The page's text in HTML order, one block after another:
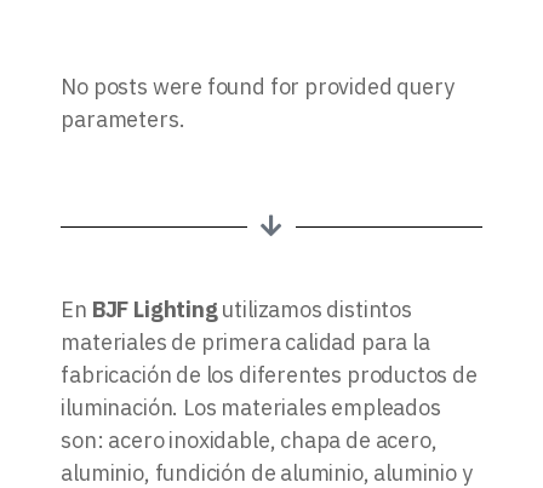
No posts were found for provided query
parameters.
En BJF Lightingutilizamos distintos
materiales de primera calidad para la
fabricación de los diferentes productos de
iluminación. Los materiales empleados
son: acero inoxidable, chapa de acero,
aluminio, fundición de aluminio, aluminio y